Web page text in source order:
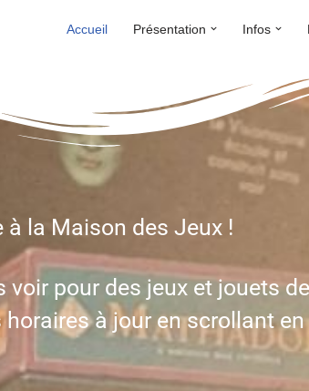
Accueil Présentation Infos
à la Maison des Jeux !
pour des jeux et jouets
à jour en scrollant